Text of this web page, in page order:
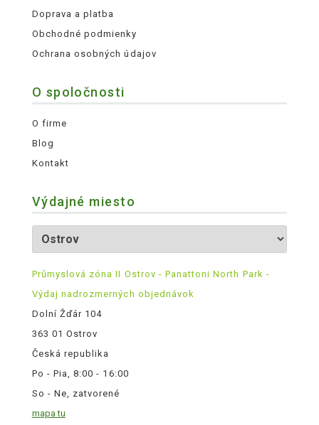
Doprava a platba
Obchodné podmienky
Ochrana osobných údajov
O spoločnosti
O firme
Blog
Kontakt
Výdajné miesto
Průmyslová zóna II Ostrov - Panattoni North Park -
Výdaj nadrozmerných objednávok
Dolní Žďár 104
363 01 Ostrov
Česká republika
Po - Pia, 8:00 - 16:00
So - Ne, zatvorené
mapa tu